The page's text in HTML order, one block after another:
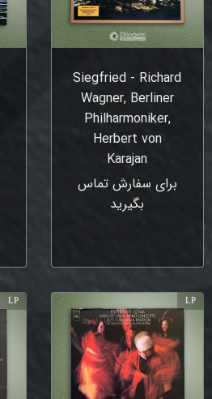
Siegfried - Richard
Wagner, Berliner
Philharmoniker,
Herbert von
Karajan
برای سفارش تماس
بگیرید
LP
LP